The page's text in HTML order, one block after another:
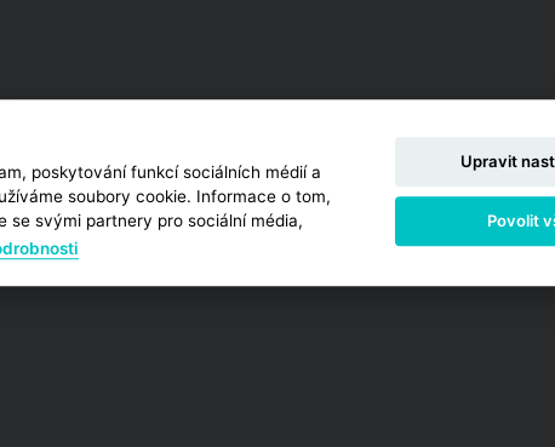
poskytování funkcí sociálních médií a
soubory cookie. Informace o tom,
se svými partnery pro sociální média,
Upravit
Povolit